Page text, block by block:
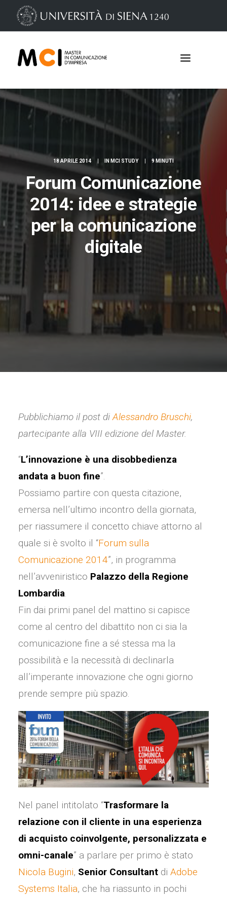
Iscrizioni
18 APRILE 2014 IN MCI STUDY 9 MINUTI
Forum Comunicazione
2014: idee e strategie
per la comunicazione
digitale
Pubblichiamo il post diAlessandro Bruschi,
partecipante alla VIII edizione del Master.
“L’innovazione è una disobbedienza
andata a buon fine”.
Possiamo partire con questa citazione,
emersa nell’ultimo incontro della giornata,
per riassumere il concetto chiave attorno al
quale si è svolto il “Forum sulla
Comunicazione 2014”, in programma
nell’avveniristico Palazzo della Regione
Lombardia.
Fin dai primi panel del mattino si capisce
come al centro del dibattito non ci sia la
comunicazione fine a sé stessa ma la
possibilità e la necessità di declinarla
all’imperante innovazione che ogni giorno
prende sempre più spazio.
Nel panel intitolato “Trasformare la
relazione con il cliente in una esperienza
di acquisto coinvolgente, personalizzata e
omni-canale” a parlare per primo è stato
Nicola Bugini, Senior Consultant di Adobe
Systems Italia, che ha riassunto in pochi